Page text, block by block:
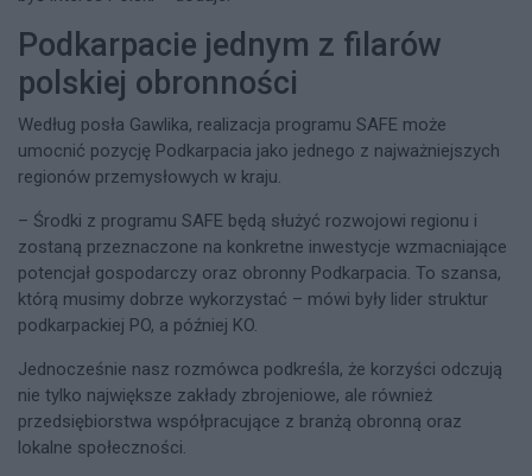
Podkarpacie jednym z filarów
polskiej obronności
Według posła Gawlika, realizacja programu SAFE może
umocnić pozycję Podkarpacia jako jednego z najważniejszych
regionów przemysłowych w kraju.
– Środki z programu SAFE będą służyć rozwojowi regionu i
zostaną przeznaczone na konkretne inwestycje wzmacniające
potencjał gospodarczy oraz obronny Podkarpacia. To szansa,
którą musimy dobrze wykorzystać – mówi były lider struktur
podkarpackiej PO, a później KO.
Jednocześnie nasz rozmówca podkreśla, że korzyści odczują
nie tylko największe zakłady zbrojeniowe, ale również
przedsiębiorstwa współpracujące z branżą obronną oraz
lokalne społeczności.